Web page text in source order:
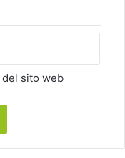
del sito web